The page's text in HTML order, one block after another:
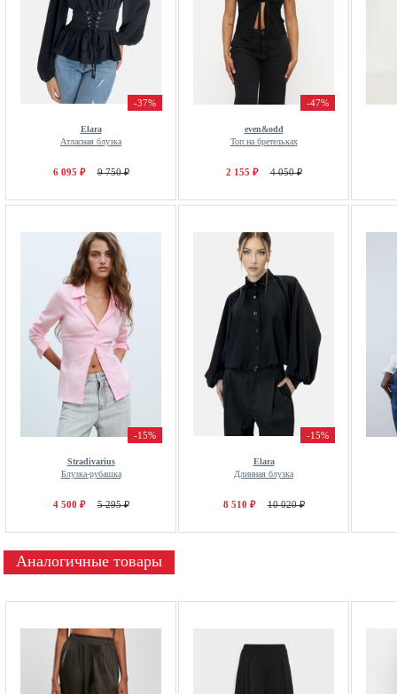
-37%
Elara
Атласная блузка
6 095 ₽ 9 750 ₽
-47%
even&odd
Топ на бретельках
2 155 ₽ 4 050 ₽
-15%
Stradivarius
Блузка-рубашка
4 500 ₽ 5 295 ₽
-15%
Elara
Длинная блузка
8 510 ₽ 10 020 ₽
Аналогичные товары